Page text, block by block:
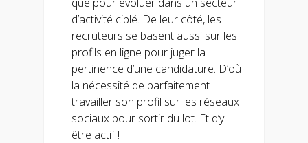
d’activité ciblé. De leur côté, les
recruteurs se basent aussi sur les
profils en ligne pour juger la
pertinence d’une candidature. D’où
la nécessité de parfaitement
travailler son profil sur les réseaux
sociaux pour sortir du lot. Et d’y
être actif !